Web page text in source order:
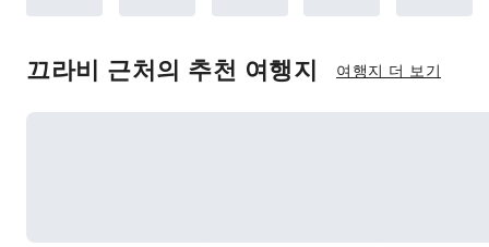
끄라비 근처의 추천 여행지 여행지 더 보기